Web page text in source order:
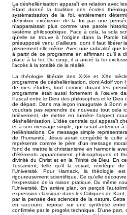
La déshellénisation apparaît en relation avec
Étant donné la tradition des écoles
systématisation de la foi, entièrement
définition extérieure de la foi par une
n'apparaissait plus comme une parole
système philosophique. Face à cela, la sola
qu'elle se trouve à l'origine dans la Parole
présupposé venu d'ailleurs, dont il faut libérer
pleinement elle-même. Avec une radicalité que
à partir de ce programme en affirmant qu'il a
place à la foi. Du coup, il a ancré la foi
l'accès à la totalité de la réalité.
La théologie libérale des XIXe et XXe
programme de déshellénisation, dont Adolf von
de mes études, tout comme durant les
programme était aussi fortement à l’œuvre
Pascal entre le Dieu des philosophes et le
de départ. Dans ma leçon inaugurale à Bonn
voudrais pas reprendre de nouveau tout cela
brièvement, de mettre en lumière l'aspect
déshellénisation. L'idée centrale qui apparaît
et à son message simple, qui serait antérieur
hellénisations. Ce message simple
de l'humanité. Jésus aurait congédié le
représente comme le père d'un message
fond de mettre le christianisme en harmonie
d'éléments apparemment philosophiques et
divinité du Christ et en la Trinité de Dieu. En
Testament, telle qu'il la voyait, réintègre
l'Université. Pour Harnack, la théologie
rigoureusement scientifique. Ce qu'elle
l'expression de la raison pratique. Du même
l'Université. En arrière plan, on perçoit
expression classique dans les Critiques de
par la pensée des sciences de la nature.
en raccourci, repose sur une synthèse entre
confirmée par le progrès technique. D'une